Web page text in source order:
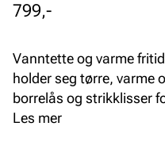
Pris
799,-
Vanntette og varme
holder seg tørre, varme
borrelås og strikklisser
barnefoten, og for enkelt
Les mer